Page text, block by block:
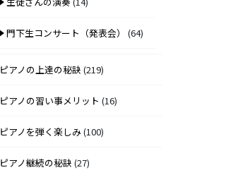
門下生コンサート（発表会） (64)
ピアノの上達の秘訣 (219)
ピアノの習い事メリット (16)
ピアノを弾く楽しみ(100)
ピアノ継続の秘訣 (27)